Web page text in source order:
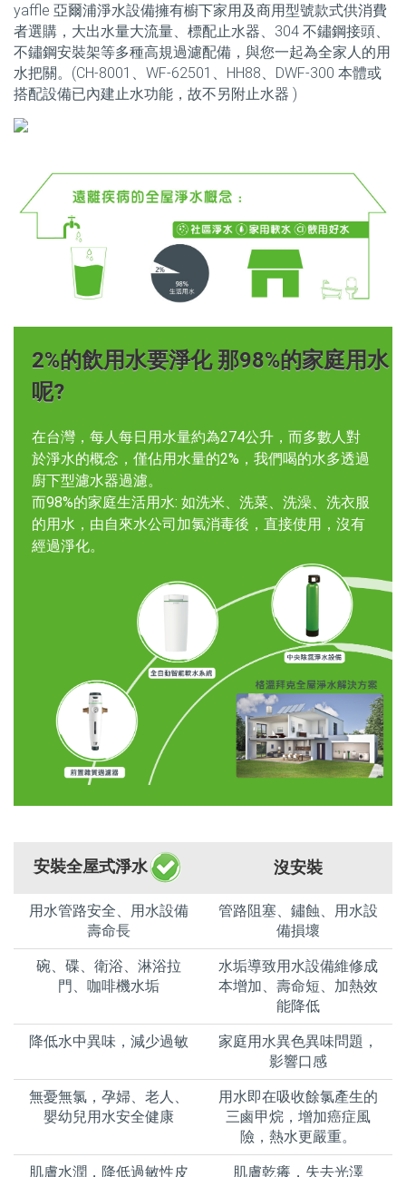
yaffle 亞爾浦淨水設備擁有櫥下家用及商用型號款式供消費
者選購，大出水量大流量、標配止水器、304 不鏽鋼接頭、
不鏽鋼安裝架等多種高規過濾配備，與您一起為全家人的用
水把關。(CH-8001、WF-62501、HH88、DWF-300 本體或
搭配設備已內建止水功能，故不另附止水器 )
2%的飲用水要淨化 那98%的家庭用水
呢?
在台灣，每人每日用水量約為274公升，而多數人對
於淨水的概念，僅佔用水量的2%，我們喝的水多透過
廚下型濾水器過濾。
而98%的家庭生活用水: 如洗米、洗菜、洗澡、洗衣服
的用水，由自來水公司加氯消毒後，直接使用，沒有
經過淨化。
安裝全屋式淨水 沒安裝
用水管路安全、用水設備
壽命長
管路阻塞、鏽蝕、用水設
備損壞
碗、碟、衛浴、淋浴拉
門、咖啡機水垢
水垢導致用水設備維修成
本增加、壽命短、加熱效
能降低
降低水中異味，減少過敏
家庭用水異色異味問題，
影響口感
無憂無氯，孕婦、老人、
嬰幼兒用水安全健康
用水即在吸收餘氯產生的
三鹵甲烷，增加癌症風
險，熱水更嚴重。
肌膚水潤，降低過敏性皮 肌膚乾癢，失去光澤